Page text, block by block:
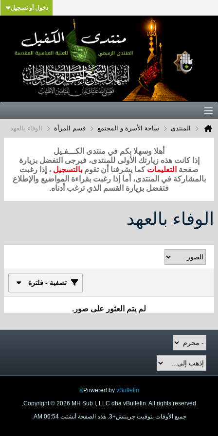
دخول أو تسجيل
المنتدى ساحة الأسرة و المجتمع قسم المرأة الوفاء بالعهد
أهلا وسهلا بكم في منتدى الكـــفـيل
إذا كانت هذه زيارتك الأولى للمنتدى، فيرجى التفضل بزيارة
صفحة التعليمات كما يشرفنا أن تقوم بالتسجيل ، إذا رغبت
بالمشاركة في المنتدى، أما إذا رغبت بقراءة المواضيع والإطلاع
فتفضل بزيارة القسم الذي ترغب أدناه.
الوفاء بالعهد
تصفية - فلترة
لم يتم العثور على صور.
Powered by vBulletin®
Copyright © 2026 MH Sub I, LLC dba vBulletin. All rights reserved.
جميع الأوقات بتوقيت جرينتش+3. هذه الصفحة أنشئت 06:54 AM.